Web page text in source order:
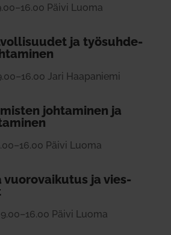
Päivi Luoma
ja työ­suh­de­
Jari Haa­pa­niemi
joh­ta­minen ja
Päivi Luoma
vuo­ro­vai­kutus ja vies­
Päivi Luoma